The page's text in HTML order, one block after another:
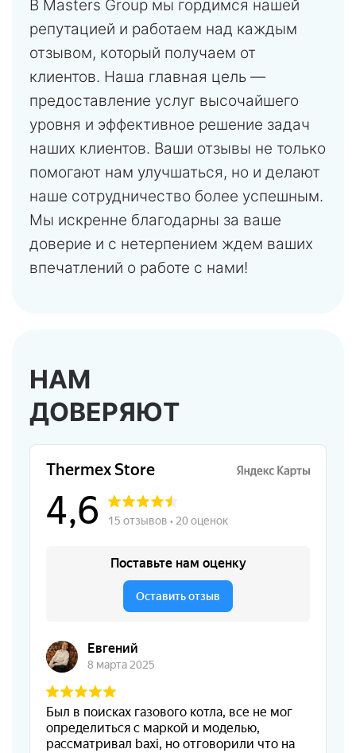
В Masters Group мы гордимся нашей
репутацией и работаем над каждым
отзывом, который получаем от
клиентов. Наша главная цель —
предоставление услуг высочайшего
уровня и эффективное решение задач
наших клиентов. Ваши отзывы не только
помогают нам улучшаться, но и делают
наше сотрудничество более успешным.
Мы искренне благодарны за ваше
доверие и с нетерпением ждем ваших
впечатлений о работе с нами!
НАМ
ДОВЕРЯЮТ